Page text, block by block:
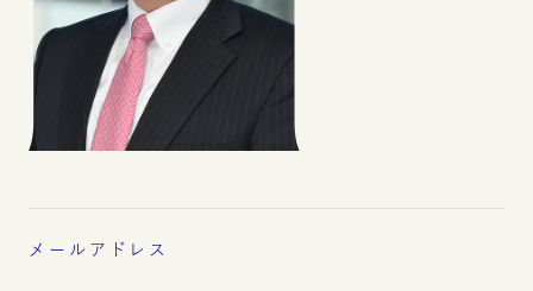
メールアドレス